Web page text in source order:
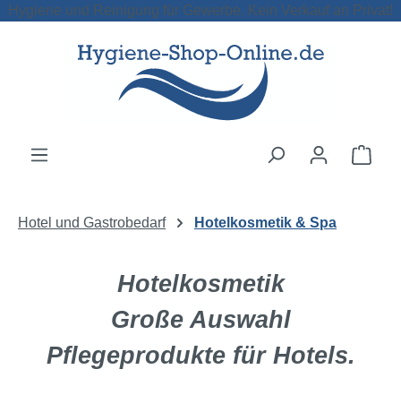
Zum Hauptinhalt springen
Hygiene und Reinigung für Gewerbe. Kein Verkauf an Privat!
Hotel und Gastrobedarf Hotelkosmetik & Spa
Hotelkosmetik
Große Auswahl
Pflegeprodukte für Hotels.